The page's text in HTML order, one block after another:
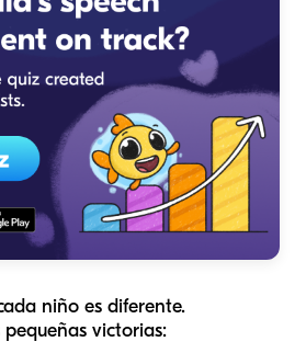
niño es diferente.
victorias: